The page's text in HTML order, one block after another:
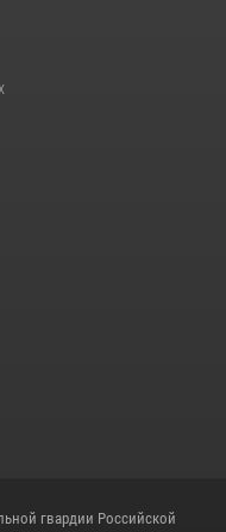
гвардии Российской